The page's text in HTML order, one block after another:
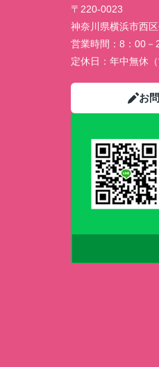
〒220-0023
神奈川県横浜市西
営業時間： 8：00－
定休日： 年中無休
お